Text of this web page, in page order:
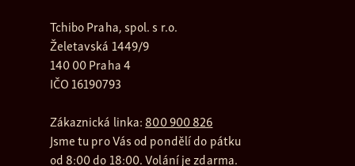
Tchibo Praha, spol. s r.o.
Želetavská 1449/9
140 00 Praha 4
IČO 16190793
Zákaznická linka:800 900 826
Jsme tu pro Vás od pondělí do pátku
od 8:00 do 18:00. Volání je zdarma.